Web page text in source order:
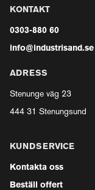
KONTAKT
0303-880 60
info@industrisand.se
ADRESS
Stenunge väg 23
444 31 Stenungsund
KUNDSERVICE
Kontakta oss
Beställ offert